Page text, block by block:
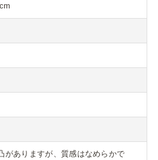
がありますが、質感はなめらかで